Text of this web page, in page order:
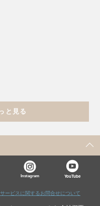
と見る
Instagram YouTube
ービスに関するお問合せについて